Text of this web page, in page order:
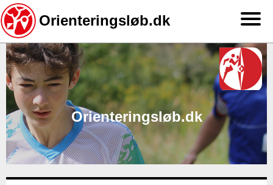
Gå
til
hovedindhold
Orienteringsløb.dk
Orienteringsløb.dk